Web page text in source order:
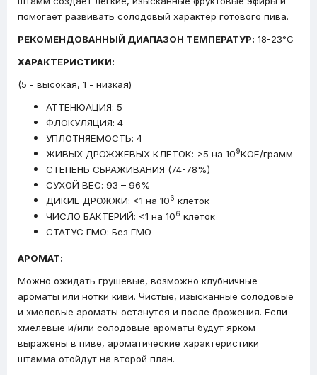
помогает развивать солодовый характер готового пива.
РЕКОМЕНДОВАННЫЙ ДИАПАЗОН ТЕМПЕРАТУР: 18-23°C
ХАРАКТЕРИСТИКИ:
(5 - высокая, 1 - низкая)
АТТЕНЮАЦИЯ: 5
ФЛОКУЛЯЦИЯ: 4
УПЛОТНЯЕМОСТЬ: 4
ЖИВЫХ ДРОЖЖЕВЫХ КЛЕТОК: >5 на 109КОЕ/грамм
СТЕПЕНЬ СБРАЖИВАНИЯ (74-78%)
СУХОЙ ВЕС: 93 – 96%
ДИКИЕ ДРОЖЖИ: <1 на 106 клеток
ЧИСЛО БАКТЕРИЙ: <1 на 106 клеток
СТАТУС ГМО: Без ГМО
АРОМАТ:
Можно ожидать грушевые, возможно клубничные
ароматы или нотки киви. Чистые, изысканные солодовые
и хмелевые ароматы останутся и после брожения. Если
хмелевые и/или солодовые ароматы будут ярком
выражены в пиве, ароматические характеристики
штамма отойдут на второй план.